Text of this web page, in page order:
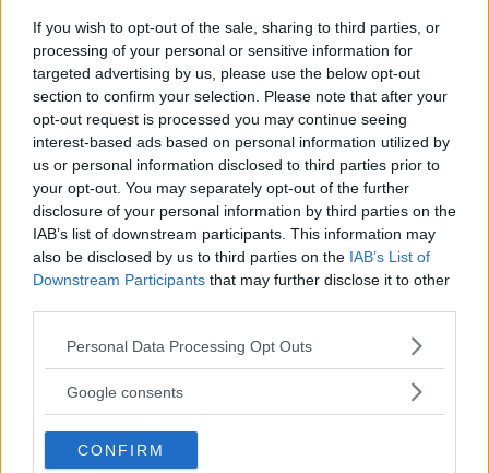
If you wish to opt-out of the sale, sharing to third parties, or
processing of your personal or sensitive information for
targeted advertising by us, please use the below opt-out
section to confirm your selection. Please note that after your
opt-out request is processed you may continue seeing
interest-based ads based on personal information utilized by
us or personal information disclosed to third parties prior to
your opt-out. You may separately opt-out of the further
disclosure of your personal information by third parties on the
IAB’s list of downstream participants. This information may
also be disclosed by us to third parties on the IAB’s List of
Downstream Participants that may further disclose it to other
Please note that this website/app uses one or more Google
not limited to your visit or usage behaviour. You may click to
use your data for below specified purposes in below Google
consent section.
Personal Data Processing Opt Outs
Google consents
CONFIRM
MEST ANVÄNDA TAGGAR
blåljus bostad brand carin önnestam corona covid-19
dagens fråga debatt detaljplan entreprenör
extern
partner fotboll förskola hälsa händer i helgen inbrott
insändare I samarbete med I
samarbete med 2
kalender konst kost krönika
kultur medborgarförslag misshandel moderaterna
Mord
nyöppnat
polis region stockholm restaurang rån samråd
skjutning skola SL socialdemokraterna stadsdelsnämnden
StockholmsStad träning
vänsterpartiet
Annons:
Annons: